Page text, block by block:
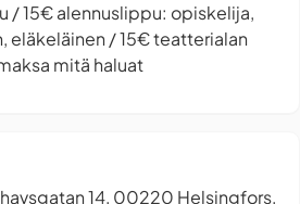
/ 15€ alennuslippu: opiskelija,
eläkeläinen / 15€ teatterialan
mitä haluat
14, 00220 Helsingfors,